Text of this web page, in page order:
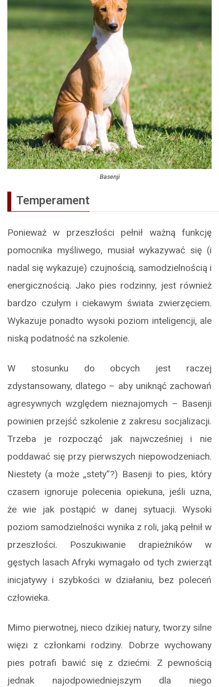
Basenji
Temperament
Ponieważ w przeszłości pełnił ważną funkcję
pomocnika myśliwego, musiał wykazywać się (i
nadal się wykazuje) czujnością, samodzielnością i
energicznością. Jako pies rodzinny, jest również
bardzo czułym i ciekawym świata zwierzęciem.
Wykazuje ponadto wysoki poziom inteligencji, ale
niską podatność na szkolenie.
W stosunku do obcych jest raczej
zdystansowany, dlatego – aby uniknąć zachowań
agresywnych względem nieznajomych – Basenji
powinien przejść szkolenie z zakresu socjalizacji.
Trzeba je rozpocząć jak najwcześniej i nie
poddawać się przy pierwszych niepowodzeniach.
Niestety (a może „stety”?) Basenji to pies, który
czasem ignoruje polecenia opiekuna, jeśli uzna,
że wie jak postąpić w danej sytuacji. Wysoki
poziom samodzielności wynika z roli, jaką pełnił w
przeszłości. Poszukiwanie drapieżników w
gęstych lasach Afryki wymagało od tych zwierząt
inicjatywy i szybkości w działaniu, bez poleceń
człowieka.
Mimo pierwotnej, nieco dzikiej natury, tworzy silne
więzi z członkami rodziny. Dobrze wychowany
pies potrafi bawić się z dziećmi. Z pewnością
jednak najodpowiedniejszym dla niego